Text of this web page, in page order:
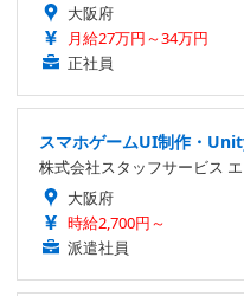
大阪府
月給27万円～34万円
正社員
スマホゲームUI制作・
株式会社スタッフサービス
大阪府
時給2,700円～
派遣社員